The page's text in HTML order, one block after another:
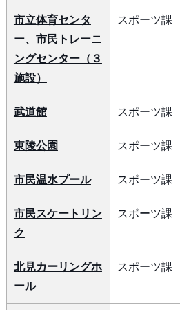
市立体育センタ
ー、市民トレーニ
ングセンター（３
施設）
スポーツ課
武道館 スポーツ課
東陵公園 スポーツ課
市民温水プール スポーツ課
市民スケートリン
ク
スポーツ課
北見カーリングホ
ール
スポーツ課